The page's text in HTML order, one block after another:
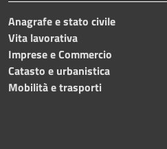
Anagrafe e stato civile
Vita lavorativa
Imprese e Commercio
Catasto e urbanistica
Mobilità e trasporti